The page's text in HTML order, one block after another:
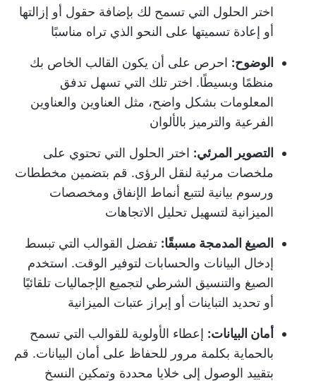
اختر الحلول التي تسمح لك بإضافة حقول أو إزالتها
أو إعادة تسميتها على النحو الذي تراه مناسبًا
الوضوح: احرص على أن يكون القالب الخاص بك
منظمًا وبسيطًا. اختر تلك التي تسهل تدفق
المعلومات بشكل واضح، مثل العناوين والعناوين
الفرعية والترميز بالألوان
التصوير المرئي: اختر الحلول التي تحتوي على
ملخصات مرئية لنقل الرؤى. قم بتضمين مخططات
ورسوم بيانية لتتبع أنماط الإنفاق ومخصصات
الميزانية لتسهيل تحليل الاتجاهات
الصيغ المدمجة مسبقًا: تفضل القوالب التي تبسط
إدخال البيانات والحسابات لتوفير الوقت. استخدم
الصيغ والتنسيق الشرطي لتجميع الإجماليات تلقائيًا
أو تحديد التباينات أو إبراز عتبات الميزانية
أمان البيانات: إعطاء الأولوية للقوالب التي تسمح
بالحماية بكلمة مرور للحفاظ على أمان البيانات. قم
بتقييد الوصول إلى خلايا محددة وتمكين النسخ